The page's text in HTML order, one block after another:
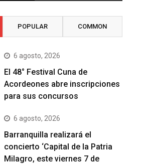
POPULAR COMMON
6 agosto, 2026
El 48° Festival Cuna de
Acordeones abre inscripciones
para sus concursos
6 agosto, 2026
Barranquilla realizará el
concierto ‘Capital de la Patria
Milagro, este viernes 7 de